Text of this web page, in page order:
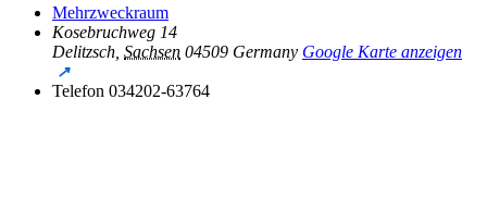
Mehrzweckraum
Kosebruchweg 14
Delitzsch Sachsen 04509 Germany Google Karte anzeigen
Telefon 034202-63764